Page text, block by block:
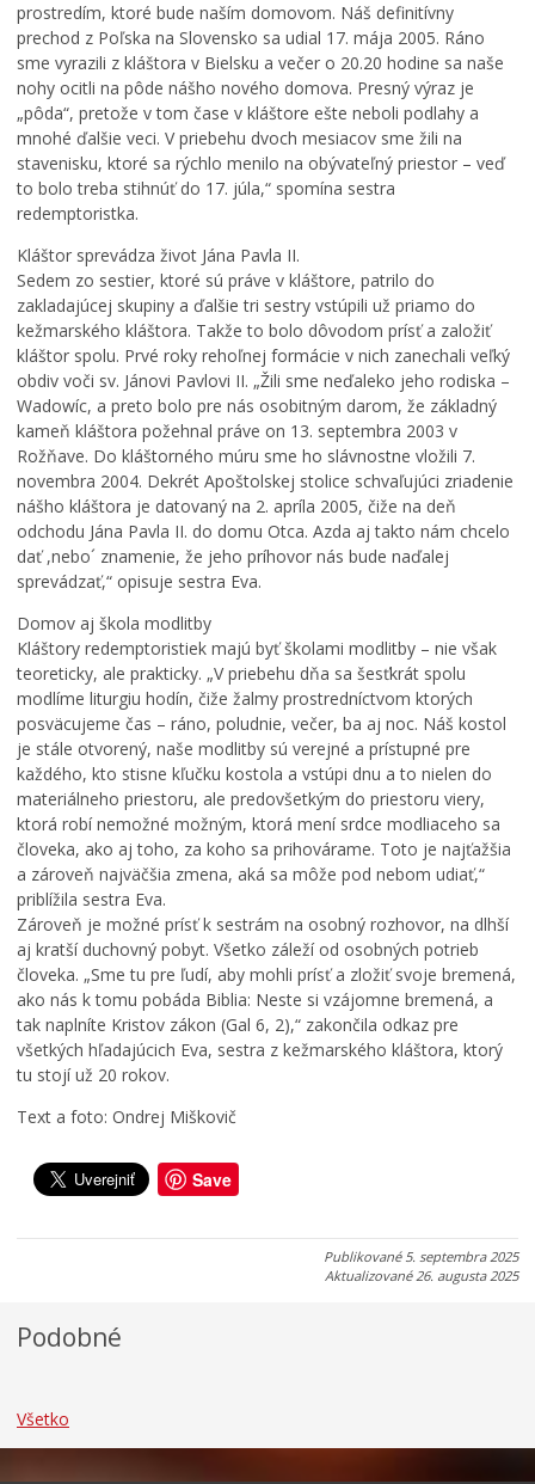
prostredím, ktoré bude naším domovom. Náš definitívny
prechod z Poľska na Slovensko sa udial 17. mája 2005. Ráno
sme vyrazili z kláštora v Bielsku a večer o 20.20 hodine sa naše
nohy ocitli na pôde nášho nového domova. Presný výraz je
„pôda“, pretože v tom čase v kláštore ešte neboli podlahy a
mnohé ďalšie veci. V priebehu dvoch mesiacov sme žili na
stavenisku, ktoré sa rýchlo menilo na obývateľný priestor – veď
to bolo treba stihnúť do 17. júla,“ spomína sestra
redemptoristka.
Kláštor sprevádza život Jána Pavla II.
Sedem zo sestier, ktoré sú práve v kláštore, patrilo do
zakladajúcej skupiny a ďalšie tri sestry vstúpili už priamo do
kežmarského kláštora. Takže to bolo dôvodom prísť a založiť
kláštor spolu. Prvé roky rehoľnej formácie v nich zanechali veľký
obdiv voči sv. Jánovi Pavlovi II. „Žili sme neďaleko jeho rodiska –
Wadowíc, a preto bolo pre nás osobitným darom, že základný
kameň kláštora požehnal práve on 13. septembra 2003 v
Rožňave. Do kláštorného múru sme ho slávnostne vložili 7.
novembra 2004. Dekrét Apoštolskej stolice schvaľujúci zriadenie
nášho kláštora je datovaný na 2. apríla 2005, čiže na deň
odchodu Jána Pavla II. do domu Otca. Azda aj takto nám chcelo
dať ,nebo´ znamenie, že jeho príhovor nás bude naďalej
sprevádzať,“ opisuje sestra Eva.
Domov aj škola modlitby
Kláštory redemptoristiek majú byť školami modlitby – nie však
teoreticky, ale prakticky. „V priebehu dňa sa šesťkrát spolu
modlíme liturgiu hodín, čiže žalmy prostredníctvom ktorých
posväcujeme čas – ráno, poludnie, večer, ba aj noc. Náš kostol
je stále otvorený, naše modlitby sú verejné a prístupné pre
každého, kto stisne kľučku kostola a vstúpi dnu a to nielen do
materiálneho priestoru, ale predovšetkým do priestoru viery,
ktorá robí nemožné možným, ktorá mení srdce modliaceho sa
človeka, ako aj toho, za koho sa prihovárame. Toto je najťažšia
a zároveň najväčšia zmena, aká sa môže pod nebom udiať,“
priblížila sestra Eva.
Zároveň je možné prísť k sestrám na osobný rozhovor, na dlhší
aj kratší duchovný pobyt. Všetko záleží od osobných potrieb
človeka. „Sme tu pre ľudí, aby mohli prísť a zložiť svoje bremená,
ako nás k tomu pobáda Biblia: Neste si vzájomne bremená, a
tak naplníte Kristov zákon (Gal 6, 2),“ zakončila odkaz pre
všetkých hľadajúcich Eva, sestra z kežmarského kláštora, ktorý
tu stojí už 20 rokov.
Text a foto: Ondrej Miškovič
Save
Publikované 5. septembra 2025
Aktualizované26. augusta 2025
Podobné
Č
o
m
u
a
v
e
n
u
j
e
V
P
S
p
o
č
a
s
l
e
t
a
?
0
.
0
.
6
Š
k
o
l
á
c
i
s
i
u
ž
í
v
a
j
ú
p
r
á
z
d
n
i
n
,
p
r
i
e
s
t
o
r
y
s
a
v
y
n
o
v
u
j
ú
0
.
0
.
6
I
n
v
e
s
t
i
č
n
é
a
k
t
i
v
i
t
y
p
o
k
a
č
u
j
ú
r
e
k
o
n
š
t
r
u
k
c
i
a
m
0
.
0
.
6
Všetko